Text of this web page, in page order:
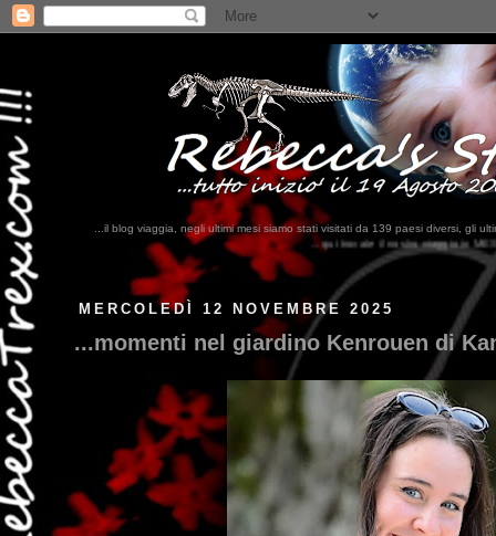
...il blog viaggia, negli ultimi mesi siamo stati visitati da 139 paesi diversi, gli
...qui trovate il nostro viaggio in MESSICO 2023...clikka qui !!!
MERCOLEDÌ 12 NOVEMBRE 2025
...momenti nel giardino Kenrouen di